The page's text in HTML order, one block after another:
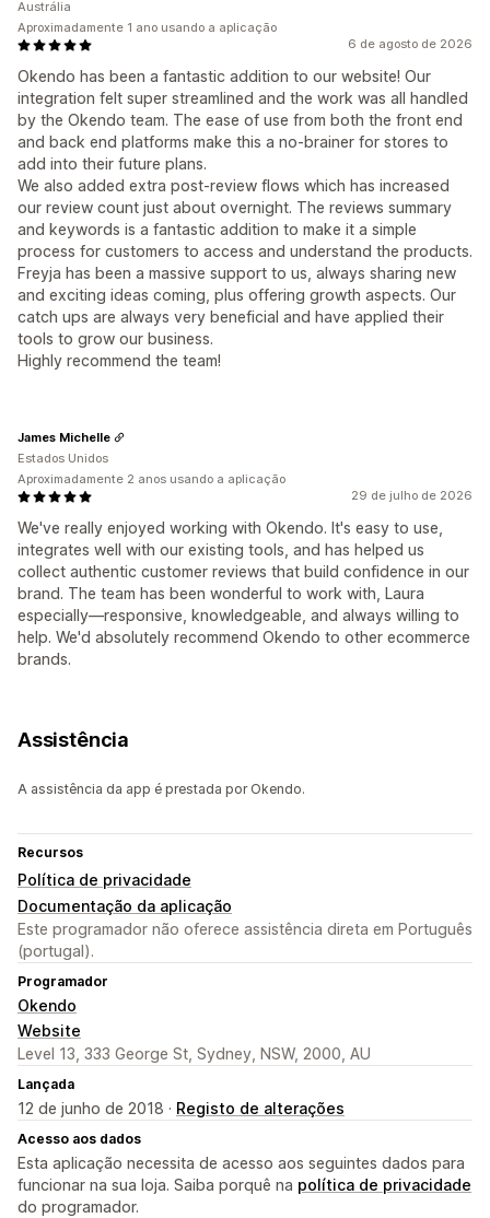
6 de agosto de 2026
Okendo has been a fantastic addition to our website! Our
integration felt super streamlined and the work was all handled
by the Okendo team. The ease of use from both the front end
and back end platforms make this a no-brainer for stores to
add into their future plans.
We also added extra post-review flows which has increased
our review count just about overnight. The reviews summary
and keywords is a fantastic addition to make it a simple
process for customers to access and understand the products.
Freyja has been a massive support to us, always sharing new
and exciting ideas coming, plus offering growth aspects. Our
catch ups are always very beneficial and have applied their
tools to grow our business.
Highly recommend the team!
Austrália
Aproximadamente 1 ano usando a aplicação
29 de julho de 2026
We've really enjoyed working with Okendo. It's easy to use,
integrates well with our existing tools, and has helped us
collect authentic customer reviews that build confidence in our
brand. The team has been wonderful to work with, Laura
especially—responsive, knowledgeable, and always willing to
help. We'd absolutely recommend Okendo to other ecommerce
brands.
James Michelle
Estados Unidos
Aproximadamente 2 anos usando a aplicação
Assistência
A assistência da app é prestada por Okendo.
Recursos
Política de privacidade
Documentação da aplicação
Este programador não oferece assistência direta em Português
(portugal).
Programador
Okendo
Website
Level 13, 333 George St, Sydney, NSW, 2000, AU
Lançada
12 de junho de 2018 · Registo de alterações
Acesso aos dados
Esta aplicação necessita de acesso aos seguintes dados para
funcionar na sua loja. Saiba porquê na política de privacidade
do programador.